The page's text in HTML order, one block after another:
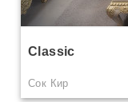
Classic
Сок Кир